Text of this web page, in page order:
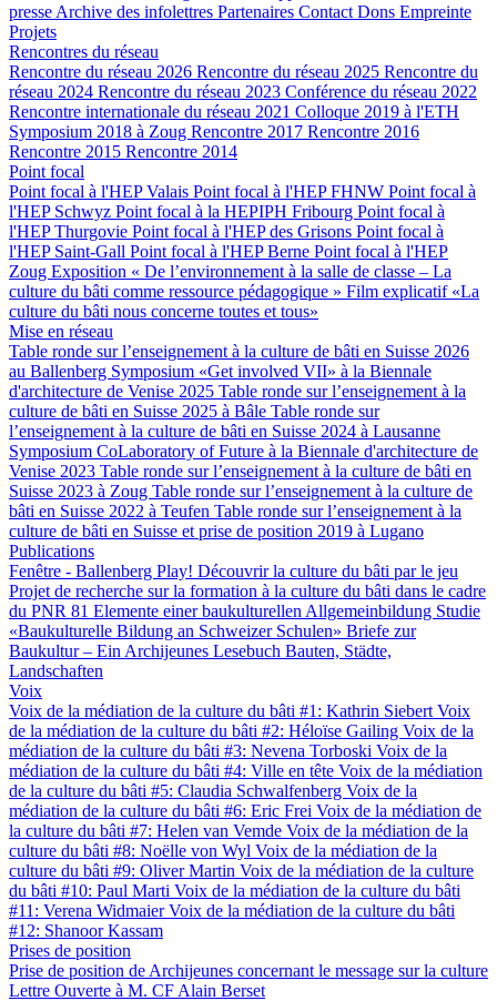
presse Archive des infolettres Partenaires Contact Dons Empreinte
Projets
Rencontres du réseau
Rencontre du réseau 2026 Rencontre du réseau 2025 Rencontre du
réseau 2024 Rencontre du réseau 2023 Conférence du réseau 2022
Rencontre internationale du réseau 2021 Colloque 2019 à l'ETH
Symposium 2018 à Zoug Rencontre 2017 Rencontre 2016
Rencontre 2015 Rencontre 2014
Point focal
Point focal à l'HEP Valais Point focal à l'HEP FHNW Point focal à
l'HEP Schwyz Point focal à la HEPIPH Fribourg Point focal à
l'HEP Thurgovie Point focal à l'HEP des Grisons Point focal à
l'HEP Saint-Gall Point focal à l'HEP Berne Point focal à l'HEP
Zoug Exposition « De l’environnement à la salle de classe – La
culture du bâti comme ressource pédagogique » Film explicatif «La
culture du bâti nous concerne toutes et tous»
Mise en réseau
Table ronde sur l’enseignement à la culture de bâti en Suisse 2026
au Ballenberg Symposium «Get involved VII» à la Biennale
d'architecture de Venise 2025 Table ronde sur l’enseignement à la
culture de bâti en Suisse 2025 à Bâle Table ronde sur
l’enseignement à la culture de bâti en Suisse 2024 à Lausanne
Symposium CoLaboratory of Future à la Biennale d'architecture de
Venise 2023 Table ronde sur l’enseignement à la culture de bâti en
Suisse 2023 à Zoug Table ronde sur l’enseignement à la culture de
bâti en Suisse 2022 à Teufen Table ronde sur l’enseignement à la
culture de bâti en Suisse et prise de position 2019 à Lugano
Publications
Fenêtre - Ballenberg Play! Découvrir la culture du bâti par le jeu
Projet de recherche sur la formation à la culture du bâti dans le cadre
du PNR 81 Elemente einer baukulturellen Allgemeinbildung Studie
«Baukulturelle Bildung an Schweizer Schulen» Briefe zur
Baukultur – Ein Archijeunes Lesebuch Bauten, Städte,
Landschaften
Voix
Voix de la médiation de la culture du bâti #1: Kathrin Siebert Voix
de la médiation de la culture du bâti #2: Héloïse Gailing Voix de la
médiation de la culture du bâti #3: Nevena Torboski Voix de la
médiation de la culture du bâti #4: Ville en tête Voix de la médiation
de la culture du bâti #5: Claudia Schwalfenberg Voix de la
médiation de la culture du bâti #6: Eric Frei Voix de la médiation de
la culture du bâti #7: Helen van Vemde Voix de la médiation de la
culture du bâti #8: Noëlle von Wyl Voix de la médiation de la
culture du bâti #9: Oliver Martin Voix de la médiation de la culture
du bâti #10: Paul Marti Voix de la médiation de la culture du bâti
#11: Verena WidmaierVoix de la médiation de la culture du bâti
#12: Shanoor Kassam
Prises de position
Prise de position de Archijeunes concernant le message sur la culture
Lettre Ouverte à M. CF Alain Berset